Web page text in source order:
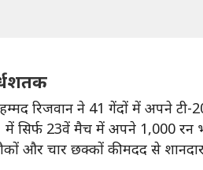
रिजवान ने 41 गेंदों में अपने टी-
में सिर्फ 23वें मैच में अपने 1,000
और चार छक्कों की मदद से